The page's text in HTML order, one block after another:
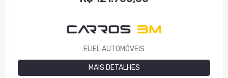
ELIEL AUTOMÓVEIS
MAIS DETALHES